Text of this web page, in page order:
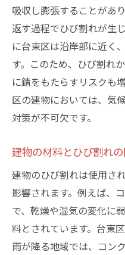
吸収し膨張することがあ
返す過程でひび割れが生
に台東区は沿岸部に近く
す。このため、ひび割れ
に錆をもたらすリスクも
区の建物においては、気
対策が不可欠です。
建物の材料とひび割れ
建物のひび割れは使用さ
影響されます。例えば、
で、乾燥や湿気の変化に
料とされています。台東
雨が降る地域では、コン